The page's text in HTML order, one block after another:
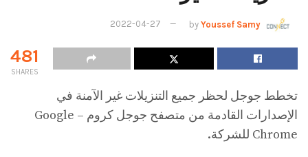
by Youssef Samy
2022-04-27
481
SHARES
تخطط جوجل لحظر جميع التنزيلات غير الآمنة في
الإصدارات القادمة من متصفح جوجل كروم – Google
Chrome للشركة.